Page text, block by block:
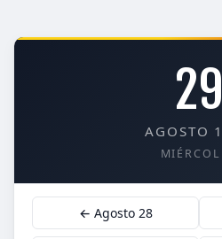
29
AGOSTO
← Agosto 28